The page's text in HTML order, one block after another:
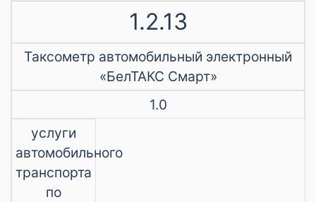
1.2.13
Таксометр автомобильный электронный
«БелТАКС Смарт»
1.0
услуги
автомобильного
транспорта
по